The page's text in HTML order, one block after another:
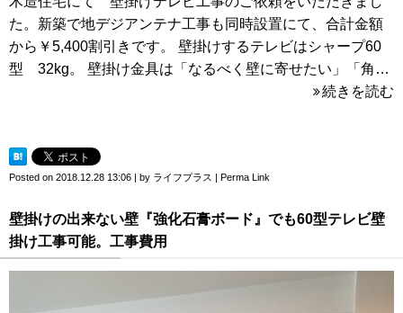
た。新築で地デジアンテナ工事も同時設置にて、合計金額
から￥5,400割引きです。 壁掛けするテレビはシャープ60
型 32kg。 壁掛け金具は「なるべく壁に寄せたい」「角…
続きを読む
Posted on 2018.12.28 13:06 by ライフプラス Perma Link
壁掛けの出来ない壁『強化石膏ボード』でも60型テレビ壁
掛け工事可能。工事費用